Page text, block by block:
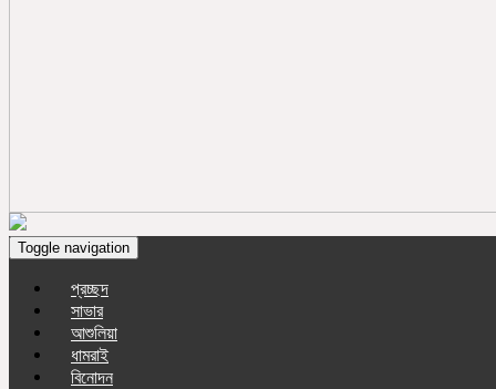
Toggle navigation
প্রচ্ছদ
সাভার
আশুলিয়া
ধামরাই
বিনোদন